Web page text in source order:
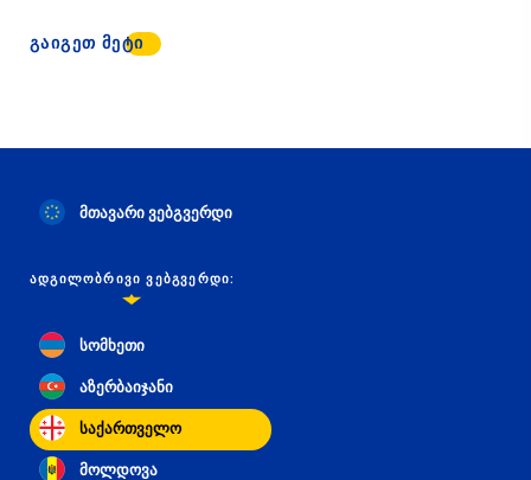
ᲒᲐᲘᲒᲔᲗ ᲛᲔᲢᲘ
მთავარი ვებგვერდი
ᲐᲓᲒᲘᲚᲝᲑᲠᲘᲕᲘ ᲕᲔᲑᲒᲕᲔᲠᲓᲘ:
სომხეთი
აზერბაიჯანი
საქართველო
მოლდოვა